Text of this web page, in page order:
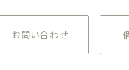
お問い合わせ